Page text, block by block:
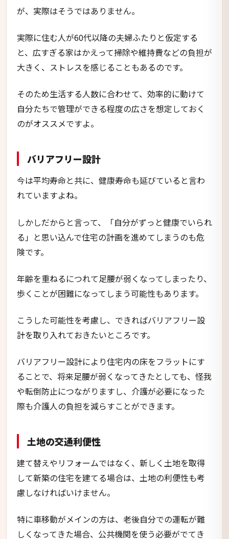
が、実際はそうではありません。
実際に住む人が60代以降の夫婦ふたりと仮定する
と、広すぎる家はかえって掃除や維持費などの負担が
大きく、ストレスを感じることもあるのです。
そのため生活する人数に合わせて、効率的に動けて
自分たちで管理ができる程度の広さを想定しておく
のがオススメですよ。
バリアフリー設計
今は平均寿命と共に、健康寿命も延びていると言わ
れていますよね。
しかしだからと言って、「自分がずっと健康でいられ
る」と思い込んで住宅の計画を進めてしまうのも危
険です。
年齢を重ねるにつれて足腰が弱くなってしまったり、
歩くことが困難になってしまう可能性もあります。
こうした可能性を考慮し、できればバリアフリー設
計を取り入れておきたいところです。
バリアフリー設計により住宅内の床をフラットにす
ることで、将来足腰が弱くなってきたとしても、怪我
や転倒防止につながりますし、介護が必要になった
際も介護人の負担を減らすことができます。
土地の交通利便性
建て替えやリフォームではなく、新しく土地を取得
して新築の住宅を建てる場合は、土地の利便性も考
慮しなければいけません。
特に車移動がメインの方は、老後自分での運転が難
しくなってきた場合、公共機関を使う必要がでてき